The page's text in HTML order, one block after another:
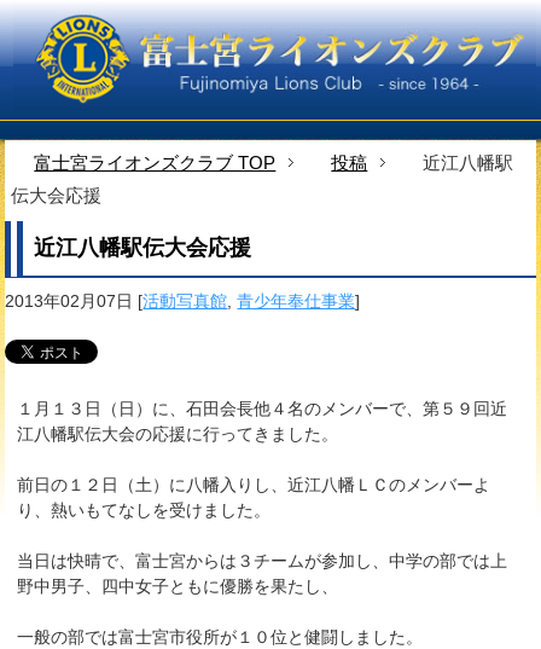
富士宮ライオンズクラブ TOP 投稿
近江八幡駅
伝大会応援
近江八幡駅伝大会応援
2013年02月07日 [活動写真館 ,青少年奉仕事業]
１月１３日（日）に、石田会長他４名のメンバーで、第５９回近
江八幡駅伝大会の応援に行ってきました。
前日の１２日（土）に八幡入りし、近江八幡ＬＣのメンバーよ
り、熱いもてなしを受けました。
当日は快晴で、富士宮からは３チームが参加し、中学の部では上
野中男子、四中女子ともに優勝を果たし、
一般の部では富士宮市役所が１０位と健闘しました。